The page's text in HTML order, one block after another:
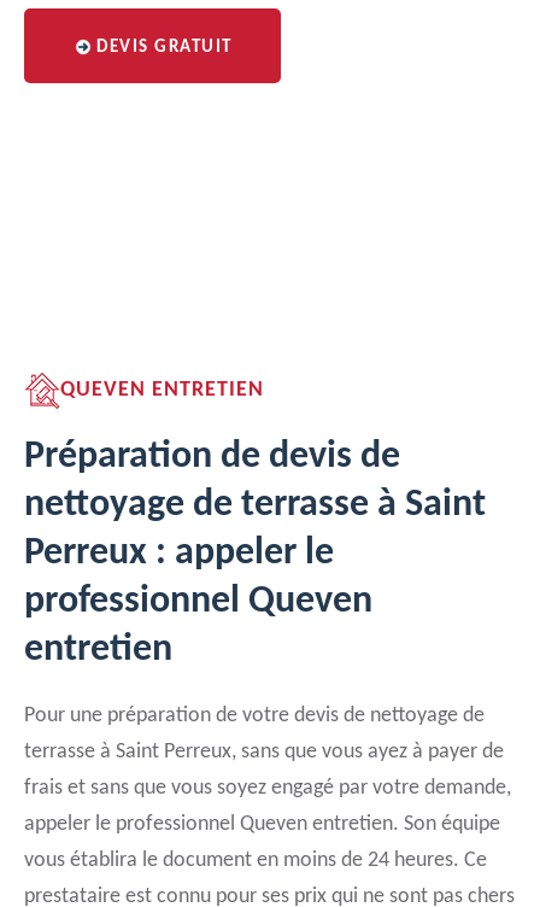
DEVIS GRATUIT
QUEVEN ENTRETIEN
Préparation de devis de
nettoyage de terrasse à Saint
Perreux : appeler le
professionnel Queven
entretien
Pour une préparation de votre devis de nettoyage de
terrasse à Saint Perreux, sans que vous ayez à payer de
frais et sans que vous soyez engagé par votre demande,
appeler le professionnel Queven entretien. Son équipe
vous établira le document en moins de 24 heures. Ce
prestataire est connu pour ses prix qui ne sont pas chers